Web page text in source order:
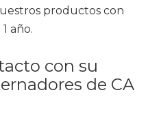
productos con
año.
con su
de CA